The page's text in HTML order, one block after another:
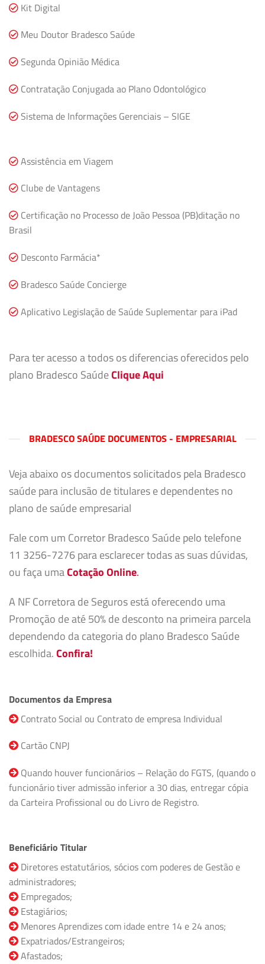
Kit Digital
Meu Doutor Bradesco Saúde
Segunda Opinião Médica
Contratação Conjugada ao Plano Odontológico
Sistema de Informações Gerenciais – SIGE
Assistência em Viagem
Clube de Vantagens
Certificação no Processo de João Pessoa (PB)ditação no
Brasil
Desconto Farmácia*
Bradesco Saúde Concierge
Aplicativo Legislação de Saúde Suplementar para iPad
Para ter acesso a todos os diferencias oferecidos pelo
plano Bradesco SaúdeClique Aqui
BRADESCO SAÚDE DOCUMENTOS - EMPRESARIAL
Veja abaixo os documentos solicitados pela Bradesco
saúde para inclusão de titulares e dependentes no
plano de saúde empresarial
Fale com um Corretor Bradesco Saúde pelo telefone
11 3256-7276 para esclarecer todas as suas dúvidas,
ou faça umaCotação Online.
A NF Corretora de Seguros está oferecendo uma
Promoção de até 50% de desconto na primeira parcela
dependendo da categoria do plano Bradesco Saúde
escolhida.Confira!
Documentos da Empresa
Contrato Social ou Contrato de empresa Individual
Cartão CNPJ
Quando houver funcionários – Relação do FGTS, (quando o
funcionário tiver admissão inferior a 30 dias, entregar cópia
da Carteira Profissional ou do Livro de Registro.
Beneficiário Titular
Diretores estatutários, sócios com poderes de Gestão e
administradores;
Empregados;
Estagiários;
Menores Aprendizes com idade entre 14 e 24 anos;
Expatriados/Estrangeiros;
Afastados;